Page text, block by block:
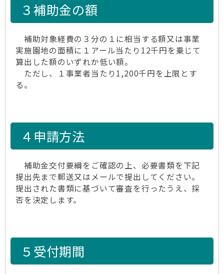
３補助金の額
補助対象経費の３分の１に相当する額又は事業
実施園地の面積に１アール当たり12千円を乗じて
算出した額のいずれか低い額。
ただし、１事業者当たり1,200千円を上限とす
る。
４申請方法
補助金交付要綱をご確認の上、必要書類を下記
提出先まで郵送又はメールで提出してください。
提出された書類に基づいて審査を行ったうえ、採
否を決定します。
５受付期間